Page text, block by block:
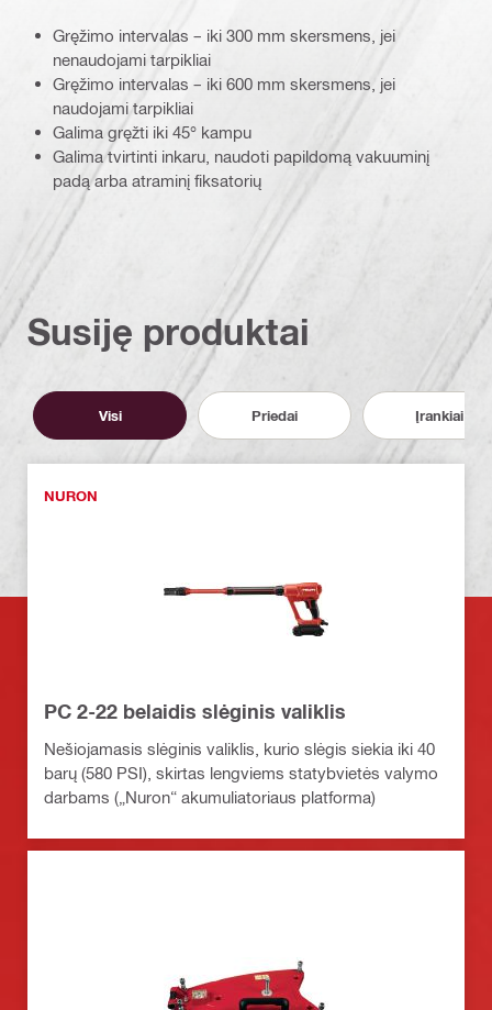
Gręžimo intervalas – iki 300 mm skersmens, jei
nenaudojami tarpikliai
Gręžimo intervalas – iki 600 mm skersmens, jei
naudojami tarpikliai
Galima gręžti iki 45° kampu
Galima tvirtinti inkaru, naudoti papildomą vakuuminį
padą arba atraminį fiksatorių
Susiję produktai
Visi Priedai Įrankiai
NURON
PC 2-22 belaidis slėginis valiklis
Nešiojamasis slėginis valiklis, kurio slėgis siekia iki 40
barų (580 PSI), skirtas lengviems statybvietės valymo
darbams („Nuron“ akumuliatoriaus platforma)